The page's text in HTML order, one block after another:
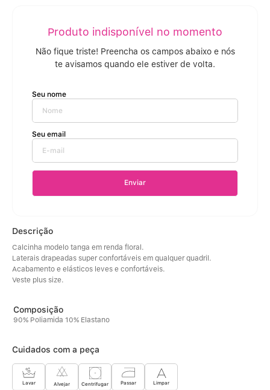
Enviar
Descrição
Calcinha modelo tanga em renda floral.
Laterais drapeadas super confortáveis em qualquer quadril.
Acabamento e elásticos leves e confortáveis.
Veste plus size.
90% Poliamida 10% Elastano
Cuidados com a peça
Lavar Alvejar Centrifugar Passar Limpar
Sutiã Sustentação
Sutiã Bojo Aro